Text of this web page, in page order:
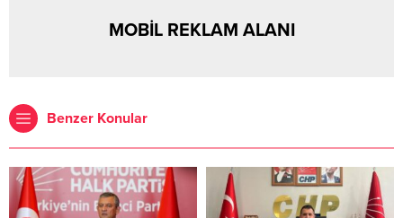
MOBİL REKLAM ALANI
Benzer Konular